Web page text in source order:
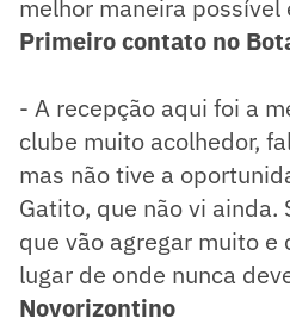
melhor maneira
Primeiro contato no
- A recepção aqui foi a
clube muito acolhedor,
mas não tive a
Gatito, que não vi ainda.
que vão agregar muito e
lugar de onde nunca
Novorizontino